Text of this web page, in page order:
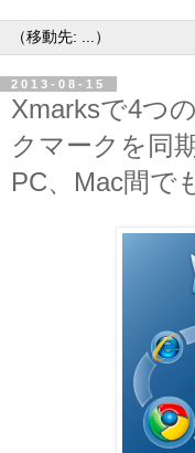
2013-08-15
Xmarksで4つ
クマークを同
PC、Mac間で